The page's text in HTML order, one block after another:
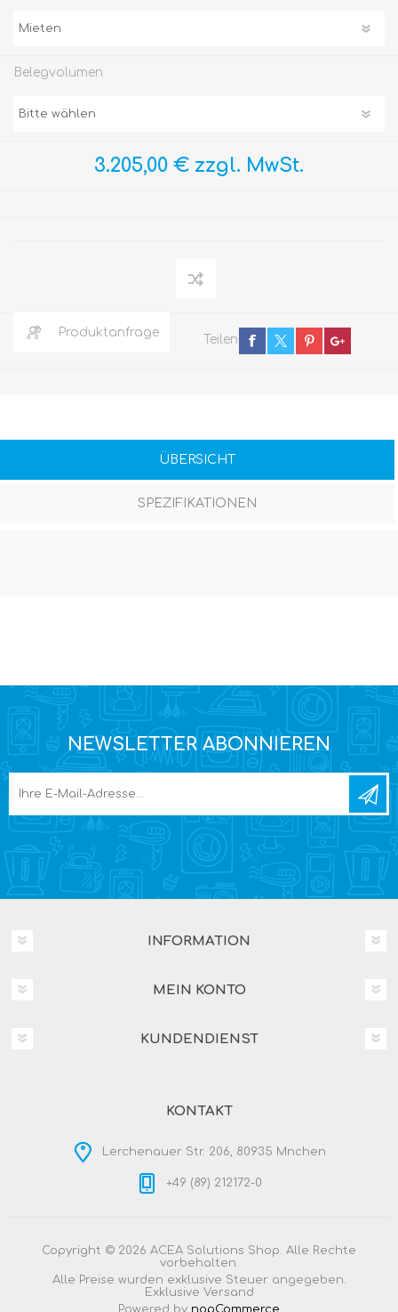
Belegvolumen
3.205,00 € zzgl. MwSt.
Produktanfrage
Teilen
ÜBERSICHT
SPEZIFIKATIONEN
NEWSLETTER ABONNIEREN
INFORMATION
MEIN KONTO
KUNDENDIENST
KONTAKT
Lerchenauer Str. 206, 80935 Mnchen
+49 (89) 212172-0
Copyright © 2026 ACEA Solutions Shop. Alle Rechte
vorbehalten.
Alle Preise wurden exklusive Steuer angegeben.
Exklusive Versand
Powered by nopCommerce